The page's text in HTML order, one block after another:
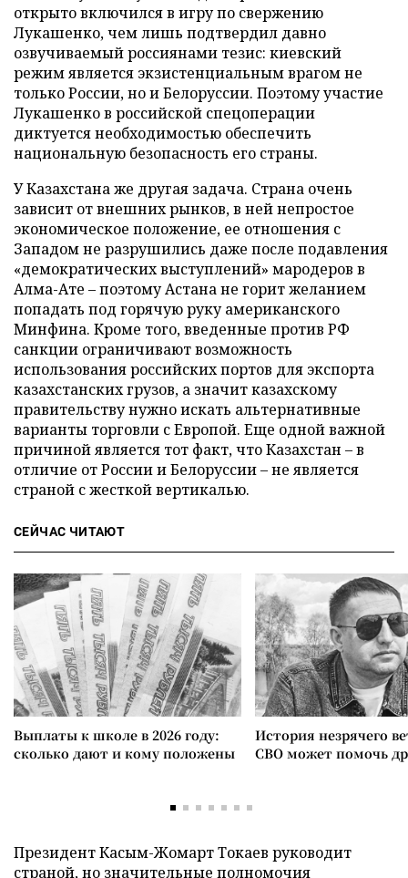
открыто включился в игру по свержению
Лукашенко, чем лишь подтвердил давно
озвучиваемый россиянами тезис: киевский
режим является экзистенциальным врагом не
только России, но и Белоруссии. Поэтому участие
Лукашенко в российской спецоперации
диктуется необходимостью обеспечить
национальную безопасность его страны.
У Казахстана же другая задача. Страна очень
зависит от внешних рынков, в ней непростое
экономическое положение, ее отношения с
Западом не разрушились даже после подавления
«демократических выступлений» мародеров в
Алма-Ате – поэтому Астана не горит желанием
попадать под горячую руку американского
Минфина. Кроме того, введенные против РФ
санкции ограничивают возможность
использования российских портов для экспорта
казахстанских грузов, а значит казахскому
правительству нужно искать альтернативные
варианты торговли с Европой. Еще одной важной
причиной является тот факт, что Казахстан – в
отличие от России и Белоруссии – не является
страной с жесткой вертикалью.
СЕЙЧАС ЧИТАЮТ
Выплаты к школе в 2026 году:
сколько дают и кому положены
История незрячего
СВО может помочь
Президент Касым-Жомарт Токаев руководит
страной, но значительные полномочия